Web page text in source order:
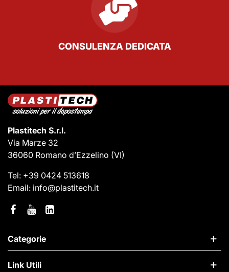
CONSULENZA DEDICATA
Plastitech S.r.l.
Via Marze 32
36060 Romano d’Ezzelino (VI)
Tel: +39 0424 513618
Email: info@plastitech.it
Categorie
Link Utili